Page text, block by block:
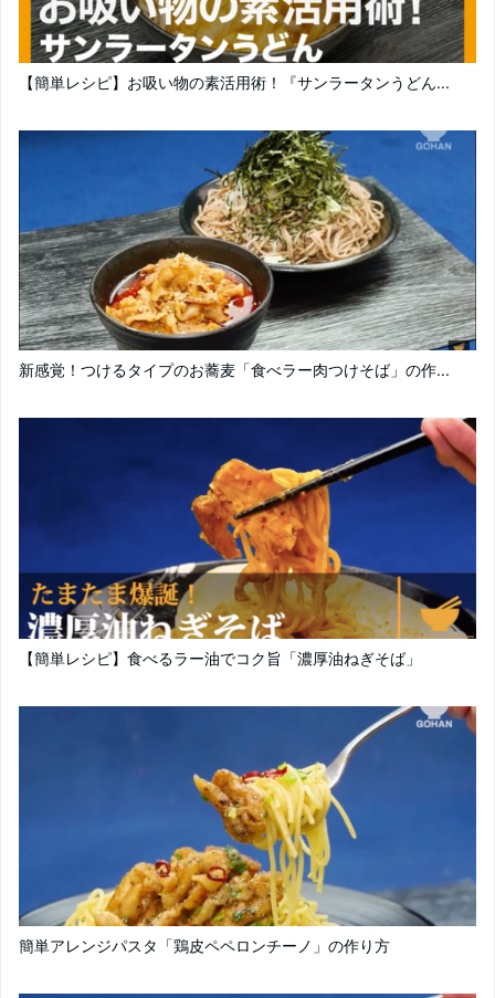
【簡単レシピ】お吸い物の素活用術！『サンラータンうどん...
新感覚！つけるタイプのお蕎麦「食べラー肉つけそば」の作...
【簡単レシピ】食べるラー油でコク旨「濃厚油ねぎそば」
簡単アレンジパスタ「鶏皮ペペロンチーノ」の作り方